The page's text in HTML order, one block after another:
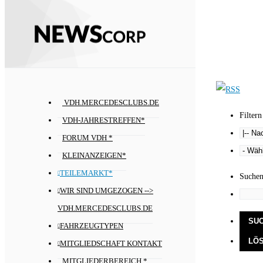
VDH.MERCEDESCLUBS.DE
VDH-JAHRESTREFFEN*
FORUM VDH *
KLEINANZEIGEN*
TEILEMARKT*
WIR SIND UMGEZOGEN -->
VDH.MERCEDESCLUBS.DE
FAHRZEUGTYPEN
MITGLIEDSCHAFT KONTAKT
MITGLIEDERBEREICH *
Filtern
Suchen